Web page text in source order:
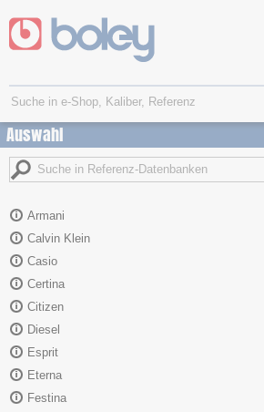
Auswahl
Armani
Calvin Klein
Casio
Certina
Citizen
Diesel
Esprit
Eterna
Festina